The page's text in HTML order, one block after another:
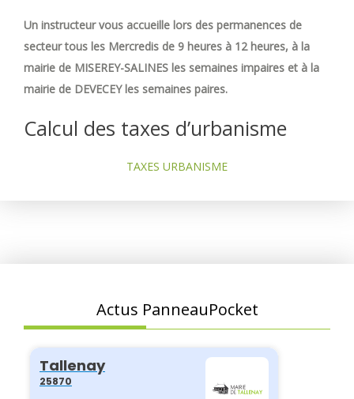
Un instructeur vous accueille lors des permanences de
secteur tous les Mercredis de 9 heures à 12 heures, à la
mairie de MISEREY-SALINES les semaines impaires et à la
mairie de DEVECEY les semaines paires.
Calcul des taxes d’urbanisme
TAXES URBANISME
Actus PanneauPocket